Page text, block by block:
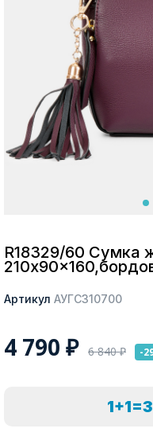
Москва
Да, все верно
Покупателям
R18329/60 Сумка
Артикул АУГС310700
4 790 ₽ 6 840₽ -
1+1=3